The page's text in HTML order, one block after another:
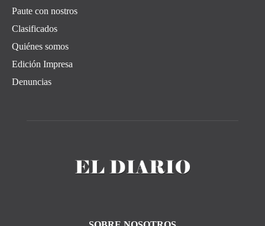
Paute con nostros
Clasificados
Quiénes somos
Edición Impresa
Denuncias